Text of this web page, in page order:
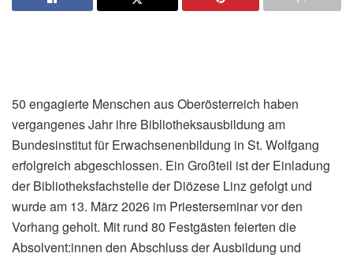
50 engagierte Menschen aus Oberösterreich haben
vergangenes Jahr ihre Bibliotheksausbildung am
Bundesinstitut für Erwachsenenbildung in St. Wolfgang
erfolgreich abgeschlossen. Ein Großteil ist der Einladung
der Bibliotheksfachstelle der Diözese Linz gefolgt und
wurde am 13. März 2026 im Priesterseminar vor den
Vorhang geholt. Mit rund 80 Festgästen feierten die
Absolvent:innen den Abschluss der Ausbildung und